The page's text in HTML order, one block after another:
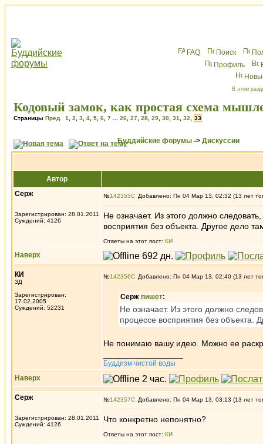
FAQ Поиск
Профиль
В этом
Кодовый замок, как простая схема
Страницы Пред. 1 2 3 4 5 6 7 26 27 28 29 30 31 32 33
Буддийские форумы -> Дискуссии
Автор
Серж
Зарегистрирован: 28.01.2011
Суждений: 4126
№142355 Добавлено: Пн 04 Мар 13, 02:32 (13 лет
Не означает. Из этого должно
восприятия без объекта. Другое дело
Ответы на этот пост: КИ
Наверх
КИ
3Д
Зарегистрирован:
17.02.2005
Суждений: 52231
№142356 Добавлено: Пн 04 Мар 13, 02:40 (13 лет
Серж пишет:
Не означает. Из этого должно
процессе восприятия без объекта.
Не понимаю вашу идею. Можно ее
Буддизм чистой воды
Наверх
Серж
Зарегистрирован: 28.01.2011
Суждений: 4126
№142357 Добавлено: Пн 04 Мар 13, 03:13 (13 лет
Что конкретно непонятно?
Ответы на этот пост: КИ